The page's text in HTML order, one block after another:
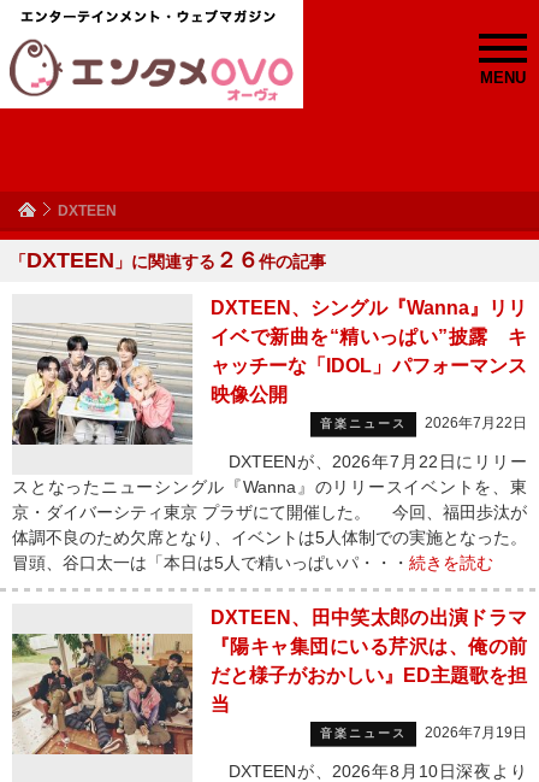
MENU
DXTEEN
「DXTEEN 」に関連する ２６件の記事
DXTEEN、シングル『Wanna』リリ
イベで新曲を“精いっぱい”披露 キ
ャッチーな「IDOL」パフォーマンス
映像公開
音楽ニュース 2026年7月22日
DXTEENが、2026年7月22日にリリー
スとなったニューシングル『Wanna』のリリースイベントを、東
京・ダイバーシティ東京 プラザにて開催した。 今回、福田歩汰が
体調不良のため欠席となり、イベントは5人体制での実施となった。
冒頭、谷口太一は「本日は5人で精いっぱいパ・・・ 続きを読む
DXTEEN、田中笑太郎の出演ドラマ
『陽キャ集団にいる芹沢は、俺の前
だと様子がおかしい』ED主題歌を担
当
音楽ニュース 2026年7月19日
DXTEENが、2026年8月10日深夜より